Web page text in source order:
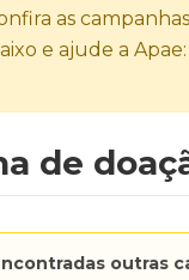
as
e ajude a Apae:
de
outras